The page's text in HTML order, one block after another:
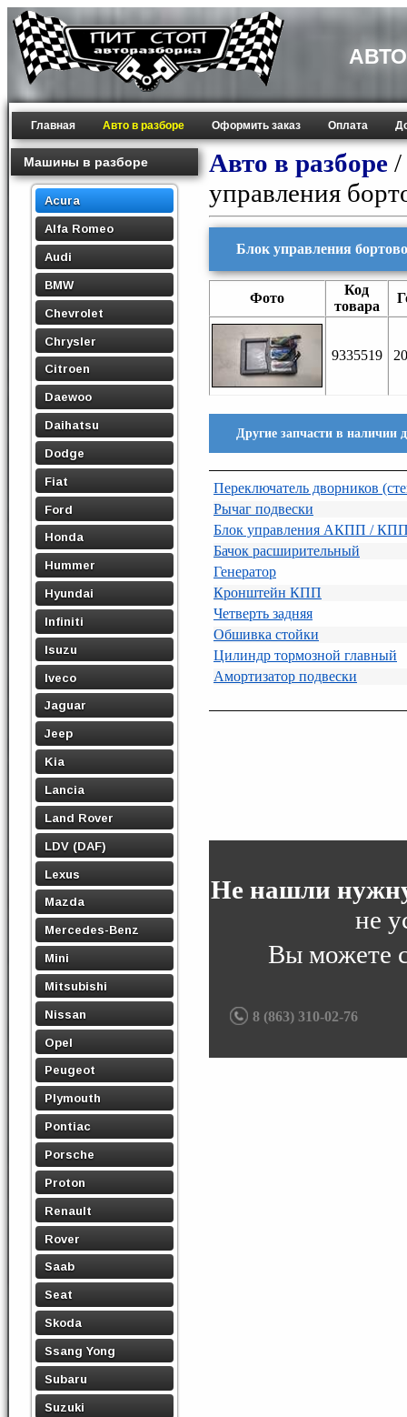
Главная Авто в разборе Оформить заказ Оплата
Машины в разборе
Acura
Alfa Romeo
Audi
BMW
Chevrolet
Chrysler
Citroen
Daewoo
Daihatsu
Dodge
Fiat
Ford
Honda
Hummer
Hyundai
Infiniti
Isuzu
Iveco
Jaguar
Jeep
Kia
Lancia
Land Rover
LDV (DAF)
Lexus
Mazda
Mercedes-Benz
Mini
Mitsubishi
Nissan
Opel
Peugeot
Plymouth
Pontiac
Porsche
Proton
Renault
Rover
Saab
Seat
Skoda
Ssang Yong
Subaru
Suzuki
Авто в разборе /
управления
Блок управления
Фото
Код
товара
9335519
Другие запчасти в наличии
Переключатель дворников
Рычаг подвески
Блок управления АКПП /
Бачок расширительный
Генератор
Кронштейн КПП
Четверть задняя
Обшивка стойки
Цилиндр тормозной главный
Амортизатор подвески
Не нашли
не
Вы можете
8 (863) 310-02-76